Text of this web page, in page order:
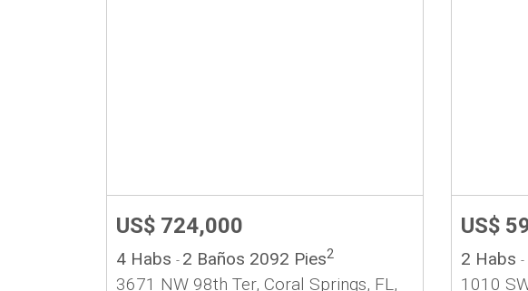
US$ 724,000
4 Habs - 2 Baños 2092 Pies2
3671 NW 98th Ter, Coral Springs, FL,
US$
2 Habs -
1010